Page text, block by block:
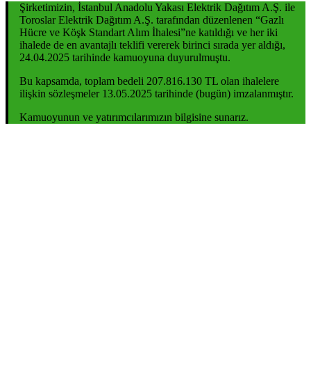
Şirketimizin, İstanbul Anadolu Yakası Elektrik Dağıtım A.Ş. ile
Toroslar Elektrik Dağıtım A.Ş. tarafından düzenlenen “Gazlı
Hücre ve Köşk Standart Alım İhalesi”ne katıldığı ve her iki
ihalede de en avantajlı teklifi vererek birinci sırada yer aldığı,
24.04.2025 tarihinde kamuoyuna duyurulmuştu.
Bu kapsamda, toplam bedeli 207.816.130 TL olan ihalelere
ilişkin sözleşmeler 13.05.2025 tarihinde (bugün) imzalanmıştır.
Kamuoyunun ve yatırımcılarımızın bilgisine sunarız.